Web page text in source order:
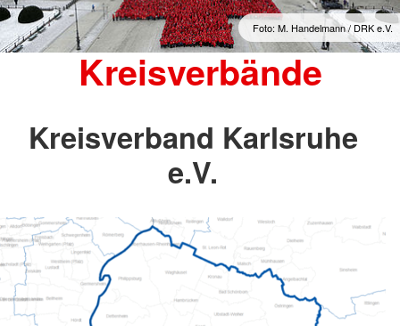
Foto: M. Handelmann / DRK e.V.
Kreisverbände
Kreisverband Karlsruhe
e.V.